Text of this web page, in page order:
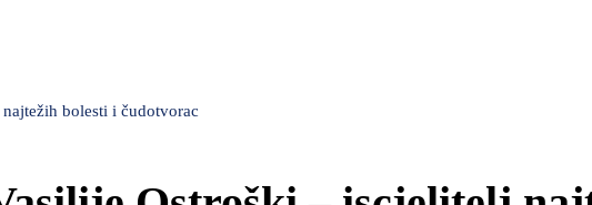
bolesti i čudotvorac